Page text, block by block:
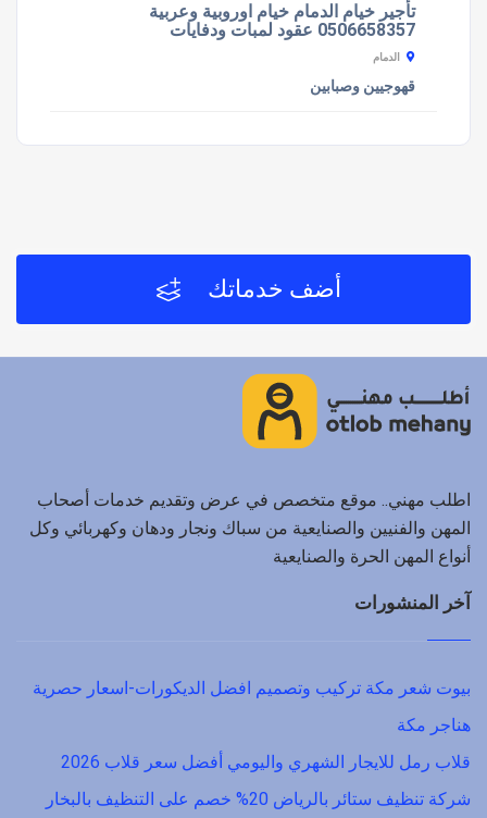
تأجير خيام الدمام خيام اوروبية وعربية
0506658357 عقود لمبات ودفايات
الدمام
قهوجيين وصبابين
أضف خدماتك
اطلب مهني.. موقع متخصص في عرض وتقديم خدمات أصحاب
المهن والفنيين والصنايعية من سباك ونجار ودهان وكهربائي وكل
أنواع المهن الحرة والصنايعية
آخر المنشورات
بيوت شعر مكة تركيب وتصميم افضل الديكورات-اسعار حصرية
هناجر مكة
قلاب رمل للايجار الشهري واليومي أفضل سعر قلاب 2026
شركة تنظيف ستائر بالرياض 20% خصم على التنظيف بالبخار